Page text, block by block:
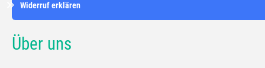
Widerruf erklären
Über uns